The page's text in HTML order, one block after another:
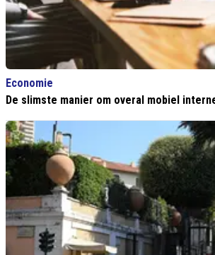
Economie
De slimste manier om overal mobiel